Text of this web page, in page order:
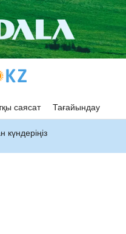
саясат Тағайындау
күндеріңіз